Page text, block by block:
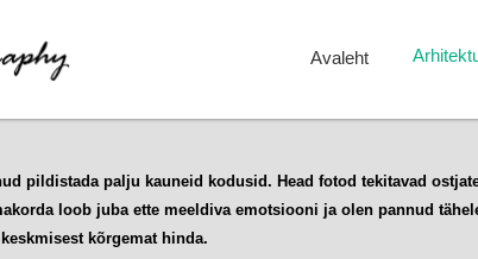
Avaleht
pildistada palju kauneid kodusid. Head fotod tekitavad
loob juba ette meeldiva emotsiooni ja olen pannud
kõrgemat hinda.